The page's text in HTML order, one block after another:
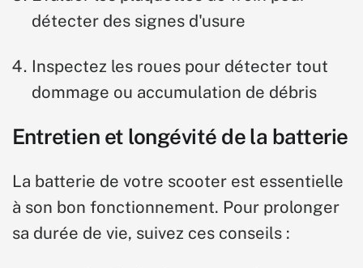
détecter des signes d'usure
Inspectez les roues pour détecter tout
dommage ou accumulation de débris
Entretien et longévité de la batterie
La batterie de votre scooter est essentielle
à son bon fonctionnement. Pour prolonger
sa durée de vie, suivez ces conseils :